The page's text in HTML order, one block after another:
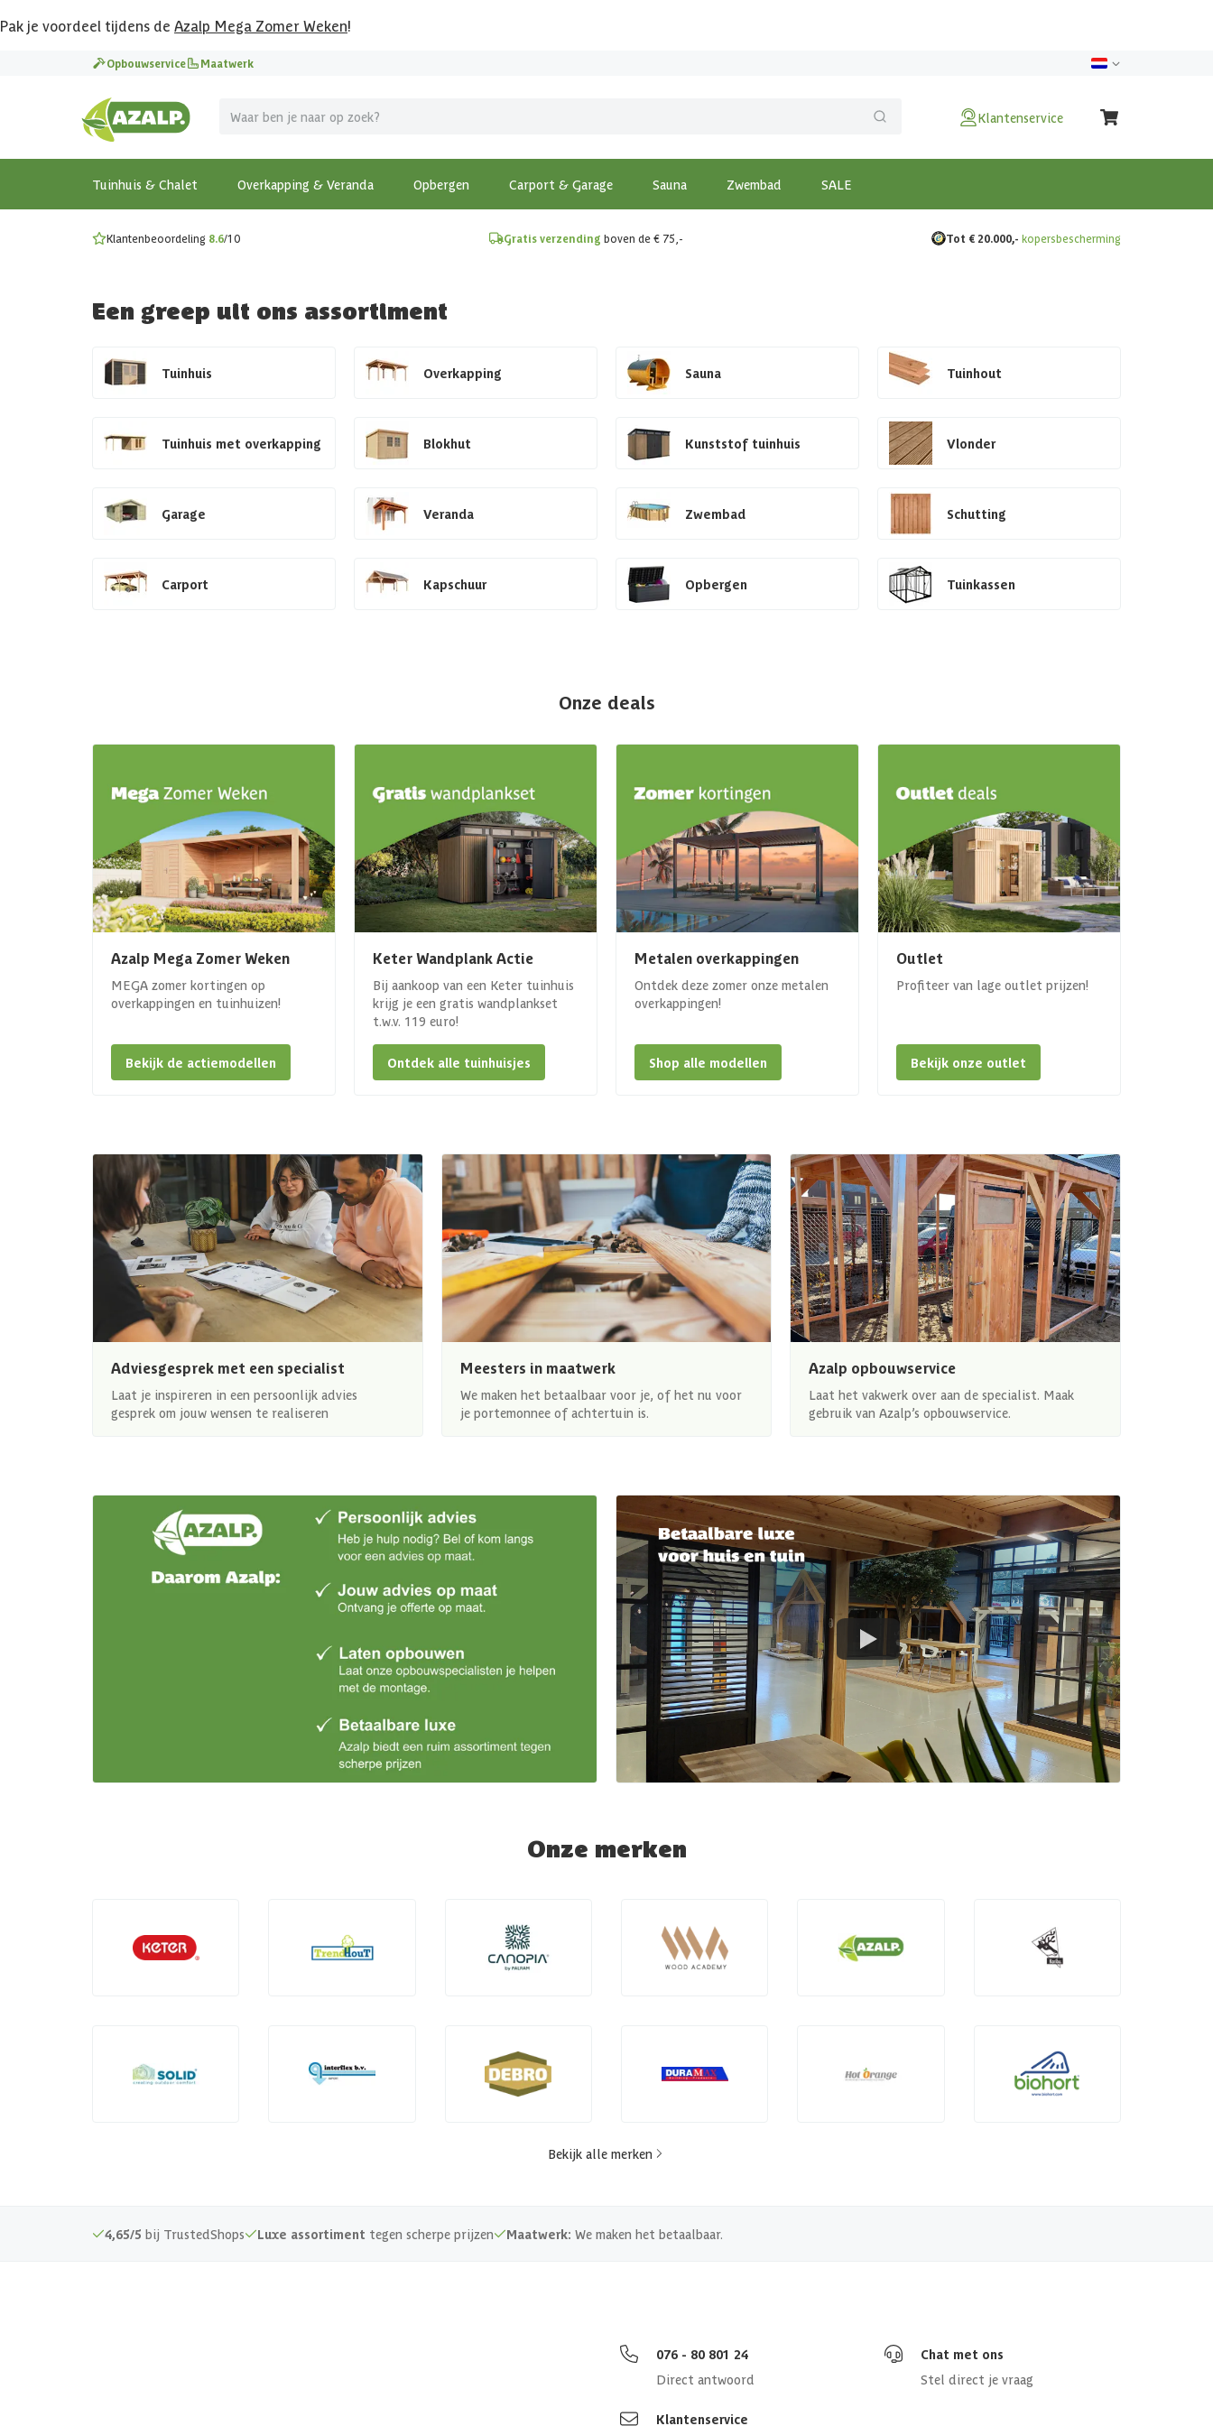
Pak je voordeel tijdens de Azalp Mega Zomer Weken!
Opbouwservice Maatwerk
Klantenservice
Tuinhuis & Chalet Overkapping & Veranda Opbergen Carport & Garage Sauna Zwembad SALE
Vier vakantie in je tuin
MEGA zomer kortingen op overkappingen en tuinhuizen!
Bekijk de actiemodellen
Gratis wandplankset
Ontdek onze metalen overkappingen
Klantenbeoordeling 8.6/10 Gratis verzending boven de € 75,- Tot € 20.000,- kopersbescherming
Een greep uit ons assortiment
Tuinhuis Overkapping Sauna Tuinhout
Tuinhuis met overkapping Blokhut Kunststof tuinhuis Vlonder
Garage Veranda Zwembad Schutting
Carport Kapschuur Opbergen Tuinkassen
Onze deals
Azalp Mega Zomer Weken
MEGA zomer kortingen op
overkappingen en tuinhuizen!
Bekijk de actiemodellen
Keter Wandplank Actie
Bij aankoop van een Keter tuinhuis
krijg je een gratis wandplankset
t.w.v. 119 euro!
Ontdek alle tuinhuisjes
Metalen overkappingen
Ontdek deze zomer onze metalen
overkappingen!
Shop alle modellen
Outlet
Profiteer van lage outlet prijzen!
Bekijk onze outlet
Adviesgesprek met een specialist
Laat je inspireren in een persoonlijk advies
gesprek om jouw wensen te realiseren
Meesters in maatwerk
We maken het betaalbaar voor je, of het nu voor
je portemonnee of achtertuin is.
Azalp opbouwservice
Laat het vakwerk over aan de specialist. Maak
gebruik van Azalp’s opbouwservice.
Onze merken
Bekijk alle merken
4,65/5 bij TrustedShops Luxe assortiment tegen scherpe prijzen Maatwerk: We maken het betaalbaar.
076 - 80 801 24
Direct antwoord
Chat met ons
Stel direct je vraag
Klantenservice